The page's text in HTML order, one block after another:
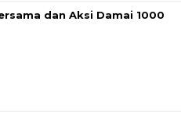
dan Aksi Damai 1000